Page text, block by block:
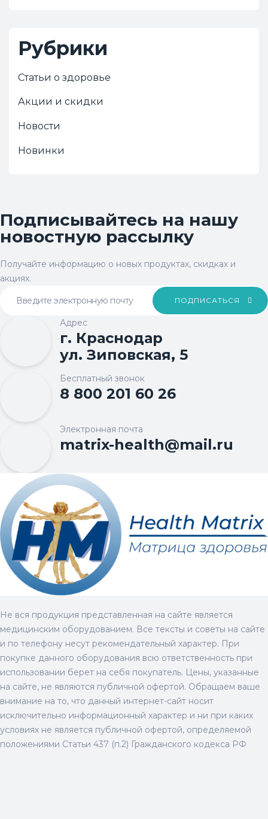
Рубрики
Статьи о здоровье
Акции и скидки
Новости
Новинки
Подписывайтесь на нашу
новостную рассылку
Получайте информацию о новых продуктах, скидках и
акциях.
ПОДПИСАТЬСЯ
Адрес
г. Краснодар
ул. Зиповская, 5
Бесплатный звонок
8 800 201 60 26
Электронная почта
matrix-health@mail.ru
Не вся продукция представленная на сайте является
медицинским оборудованием. Все тексты и советы на сайте
и по телефону несут рекомендательный характер. При
покупке данного оборудования всю ответственность при
использовании берет на себя покупатель. Цены, указанные
на сайте, не являются публичной офертой. Обращаем ваше
внимание на то, что данный интернет-сайт носит
исключительно информационный характер и ни при каких
условиях не является публичной офертой, определяемой
положениями Статьи 437 (п.2) Гражданского кодекса РФ